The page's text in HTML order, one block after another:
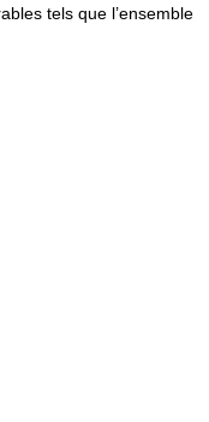
tels que l’ensemble